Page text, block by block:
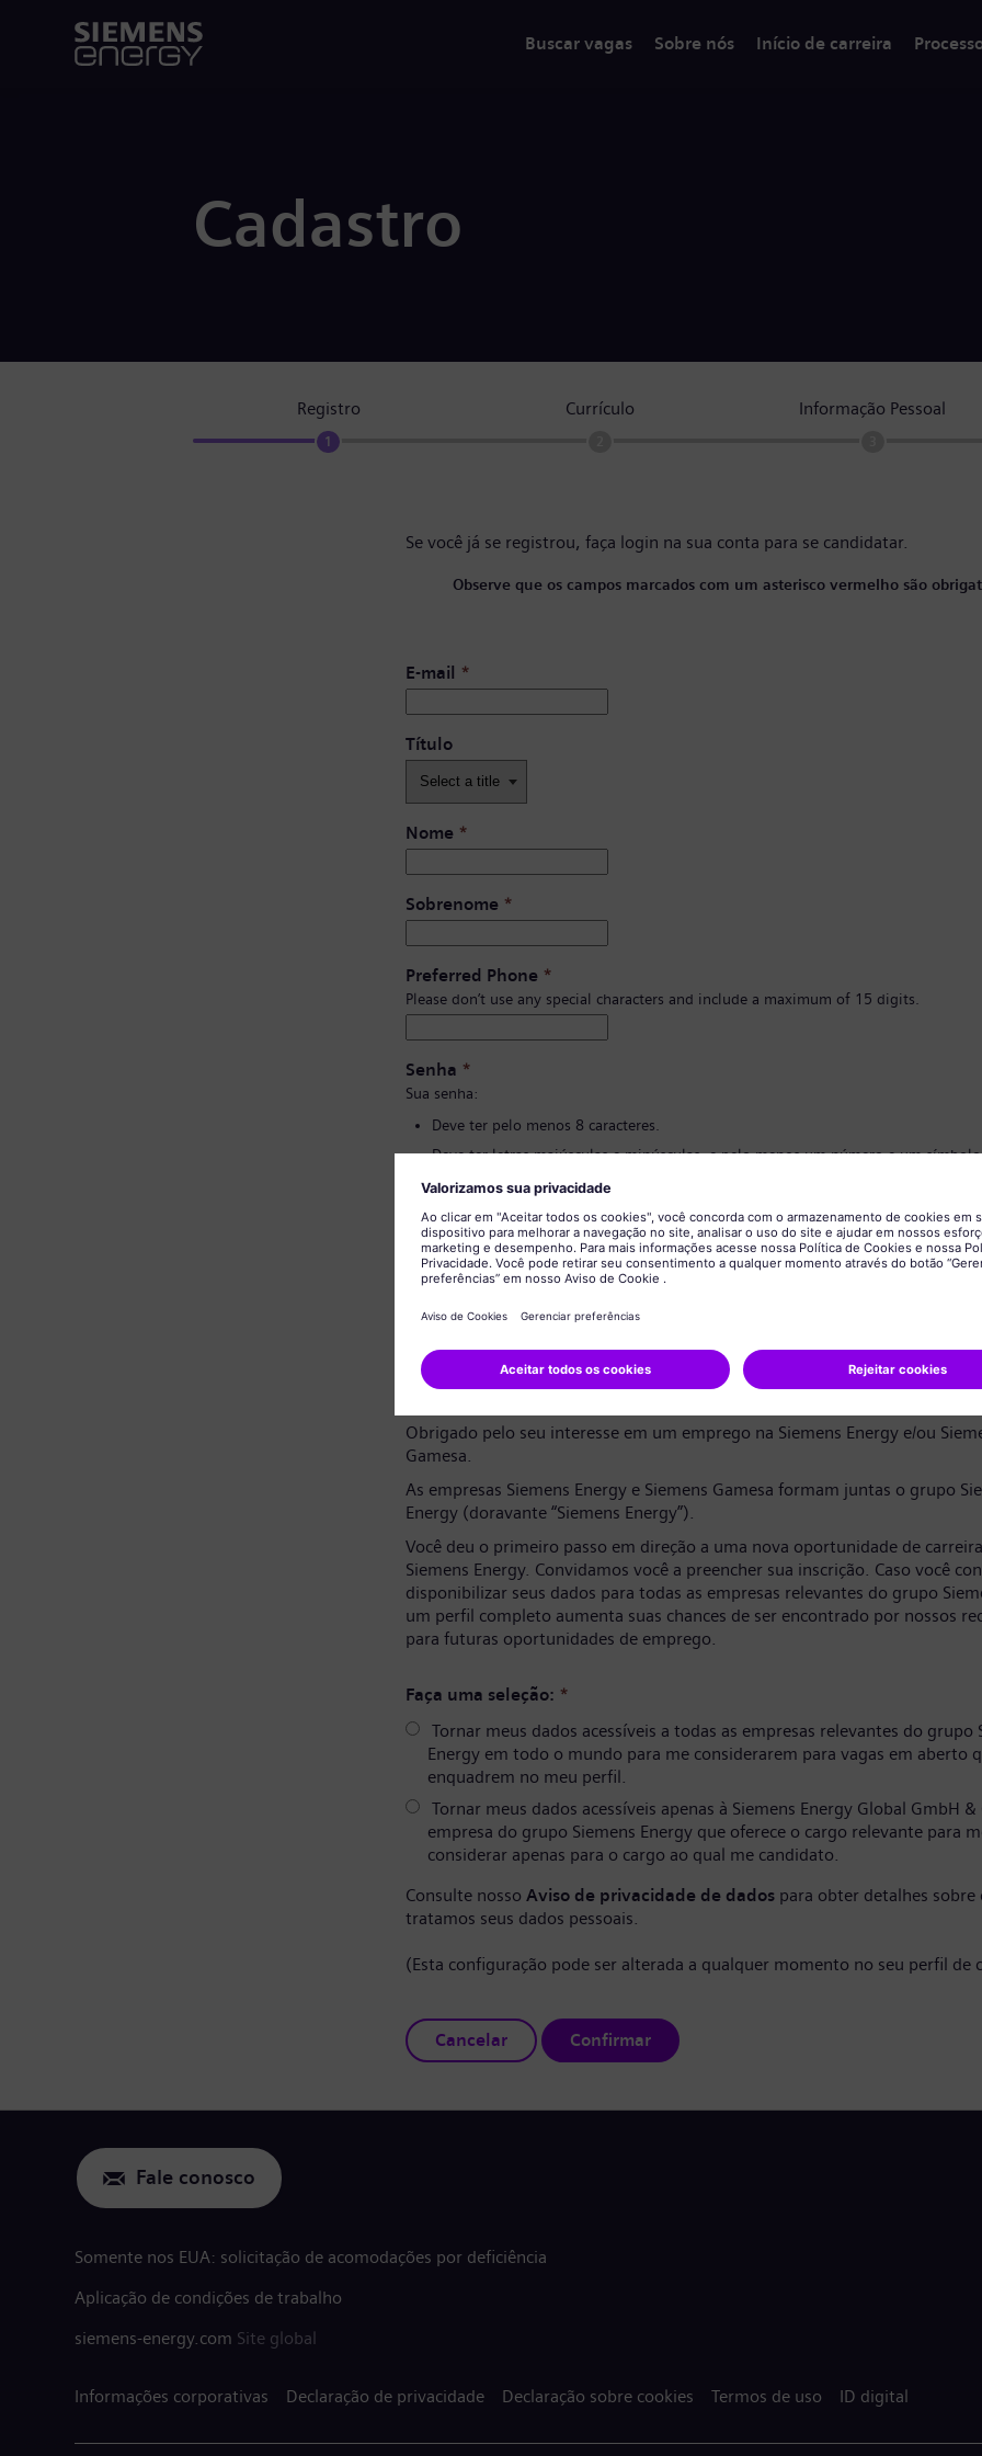
Buscar vagas Sobre nós Início de carreira
Cadastro
Registro
1
Currículo Informação Pessoal
Se você já se registrou, faça login na sua conta para se candidatar.
Observe que os campos marcados com um asterisco vermelho são
E-mail *
Título
Nome *
Sobrenome *
Preferred Phone *
Please don’t use any special characters and include a maximum of 15 digits.
Senha *
Sua senha:
Deve ter pelo menos 8 caracteres.
Deve ter letras maiúsculas e minúsculas, e pelo menos um número e um
Não deve ter nenhuma informação pessoal.
Não deve conter palavras comumente usadas.
Confirmação de senha
Aviso de privacidade de dados
Obrigado pelo seu interesse em um emprego na Siemens Energy e/ou
Gamesa.
As empresas Siemens Energy e Siemens Gamesa formam juntas o grupo
Energy (doravante “Siemens Energy”).
Você deu o primeiro passo em direção a uma nova oportunidade de
Siemens Energy. Convidamos você a preencher sua inscrição. Caso você
disponibilizar seus dados para todas as empresas relevantes do grupo
um perfil completo aumenta suas chances de ser encontrado por nossos
para futuras oportunidades de emprego.
Faça uma seleção: *
Tornar meus dados acessíveis a todas as empresas relevantes do grupo
Energy em todo o mundo para me considerarem para vagas em aberto
enquadrem no meu perfil.
Tornar meus dados acessíveis apenas à Siemens Energy Global GmbH &
empresa do grupo Siemens Energy que oferece o cargo relevante para
considerar apenas para o cargo ao qual me candidato.
Consulte nosso Aviso de privacidade de dados para obter detalhes sobre
tratamos seus dados pessoais.
(Esta configuração pode ser alterada a qualquer momento no seu perfil de
Cancelar Confirmar
Fale conosco
Somente nos EUA: solicitação de acomodações por deficiência
Aplicação de condições de trabalho
siemens-energy.com Site global
Informações corporativas Declaração de privacidade Declaração sobre cookies Termos de uso ID digital